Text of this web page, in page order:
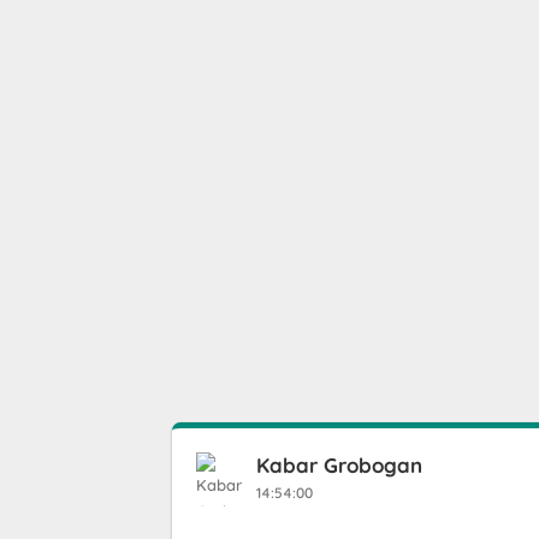
Kabar Grobogan
14:54:00